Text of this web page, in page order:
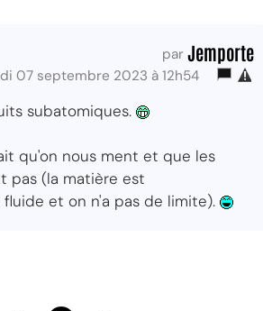
par Jemporte
07 septembre 2023 à 12h54
subatomiques.
qu'on nous ment et que les
pas (la matière est
et on n'a pas de limite).